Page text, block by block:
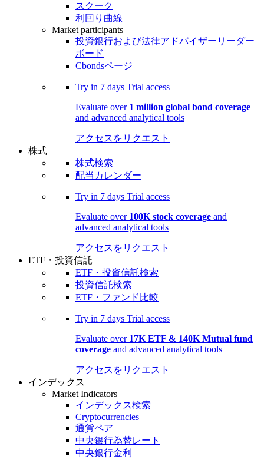
スクーク
利回り曲線
Market participants
投資銀行および法律アドバイザーリーダー
ボード
Cbondsページ
Try in 7 days Trial access
Evaluate over 1 million global bond coverage
and advanced analytical tools
アクセスをリクエスト
株式
株式検索
配当カレンダー
Try in 7 days Trial access
Evaluate over 100K stock coverage and
advanced analytical tools
アクセスをリクエスト
ETF・投資信託
ETF・投資信託検索
投資信託検索
ETF・ファンド比較
Try in 7 days Trial access
Evaluate over 17K ETF & 140K Mutual fund
coverage and advanced analytical tools
アクセスをリクエスト
インデックス
Market Indicators
インデックス検索
Cryptocurrencies
通貨ペア
中央銀行為替レート
中央銀行金利